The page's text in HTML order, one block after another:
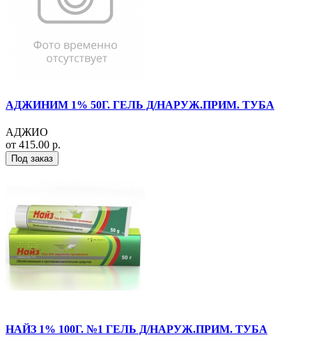
АДЖИНИМ 1% 50Г. ГЕЛЬ Д/НАРУЖ.ПРИМ. ТУБА
АДЖИО
от 415.00 р.
Под заказ
НАЙЗ 1% 100Г. №1 ГЕЛЬ Д/НАРУЖ.ПРИМ. ТУБА